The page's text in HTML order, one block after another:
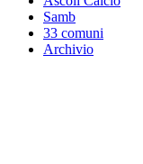
Samb
33 comuni
Archivio